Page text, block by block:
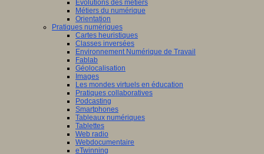
Evolutions des métiers
Métiers du numérique
Orientation
Pratiques numériques
Cartes heuristiques
Classes inversées
Environnement Numérique de Travail
Fablab
Géolocalisation
Images
Les mondes virtuels en éducation
Pratiques collaboratives
Podcasting
Smartphones
Tableaux numériques
Tablettes
Web radio
Webdocumentaire
eTwinning